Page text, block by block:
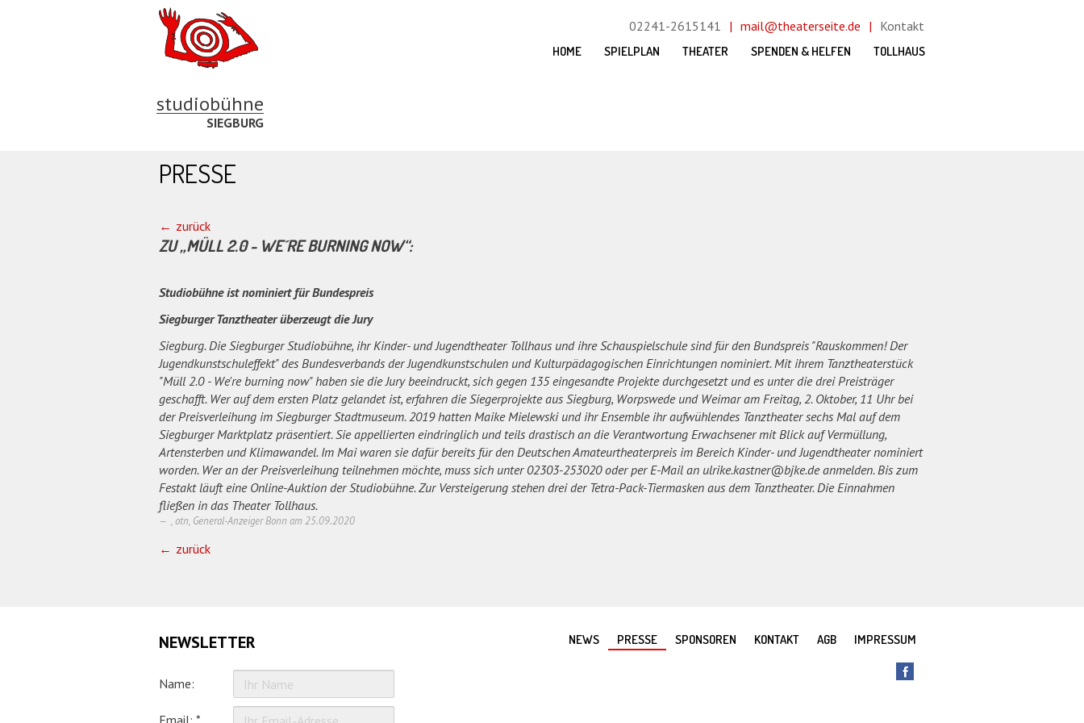
studiobühne
SIEGBURG
02241-2615141 mail@theaterseite.de Kontakt
HOME SPIELPLAN THEATER SPENDEN & HELFEN TOLLHAUS
PRESSE
zurück
ZU „MÜLL 2.0 - WE´RE BURNING NOW“:
Studiobühne ist nominiert für Bundespreis
Siegburger Tanztheater überzeugt die Jury
Siegburg. Die Siegburger Studiobühne, ihr Kinder- und Jugendtheater Tollhaus und ihre Schauspielschule sind für den Bundspreis "Rauskommen! Der
Jugendkunstschuleffekt" des Bundesverbands der Jugendkunstschulen und Kulturpädagogischen Einrichtungen nominiert. Mit ihrem Tanztheaterstück
"Müll 2.0 - We're burning now" haben sie die Jury beeindruckt, sich gegen 135 eingesandte Projekte durchgesetzt und es unter die drei Preisträger
geschafft. Wer auf dem ersten Platz gelandet ist, erfahren die Siegerprojekte aus Siegburg, Worpswede und Weimar am Freitag, 2. Oktober, 11 Uhr bei
der Preisverleihung im Siegburger Stadtmuseum. 2019 hatten Maike Mielewski und ihr Ensemble ihr aufwühlendes Tanztheater sechs Mal auf dem
Siegburger Marktplatz präsentiert. Sie appellierten eindringlich und teils drastisch an die Verantwortung Erwachsener mit Blick auf Vermüllung,
Artensterben und Klimawandel. Im Mai waren sie dafür bereits für den Deutschen Amateurtheaterpreis im Bereich Kinder- und Jugendtheater nominiert
worden. Wer an der Preisverleihung teilnehmen möchte, muss sich unter 02303-253020 oder per E-Mail an ulrike.kastner@bjke.de anmelden. Bis zum
Festakt läuft eine Online-Auktion der Studiobühne. Zur Versteigerung stehen drei der Tetra-Pack-Tiermasken aus dem Tanztheater. Die Einnahmen
fließen in das Theater Tollhaus.
, otn, General-Anzeiger Bonn am 25.09.2020
zurück
NEWSLETTER
Name:
Email: *
IMPRESSUM
AGB
KONTAKT
SPONSOREN
PRESSE
NEWS